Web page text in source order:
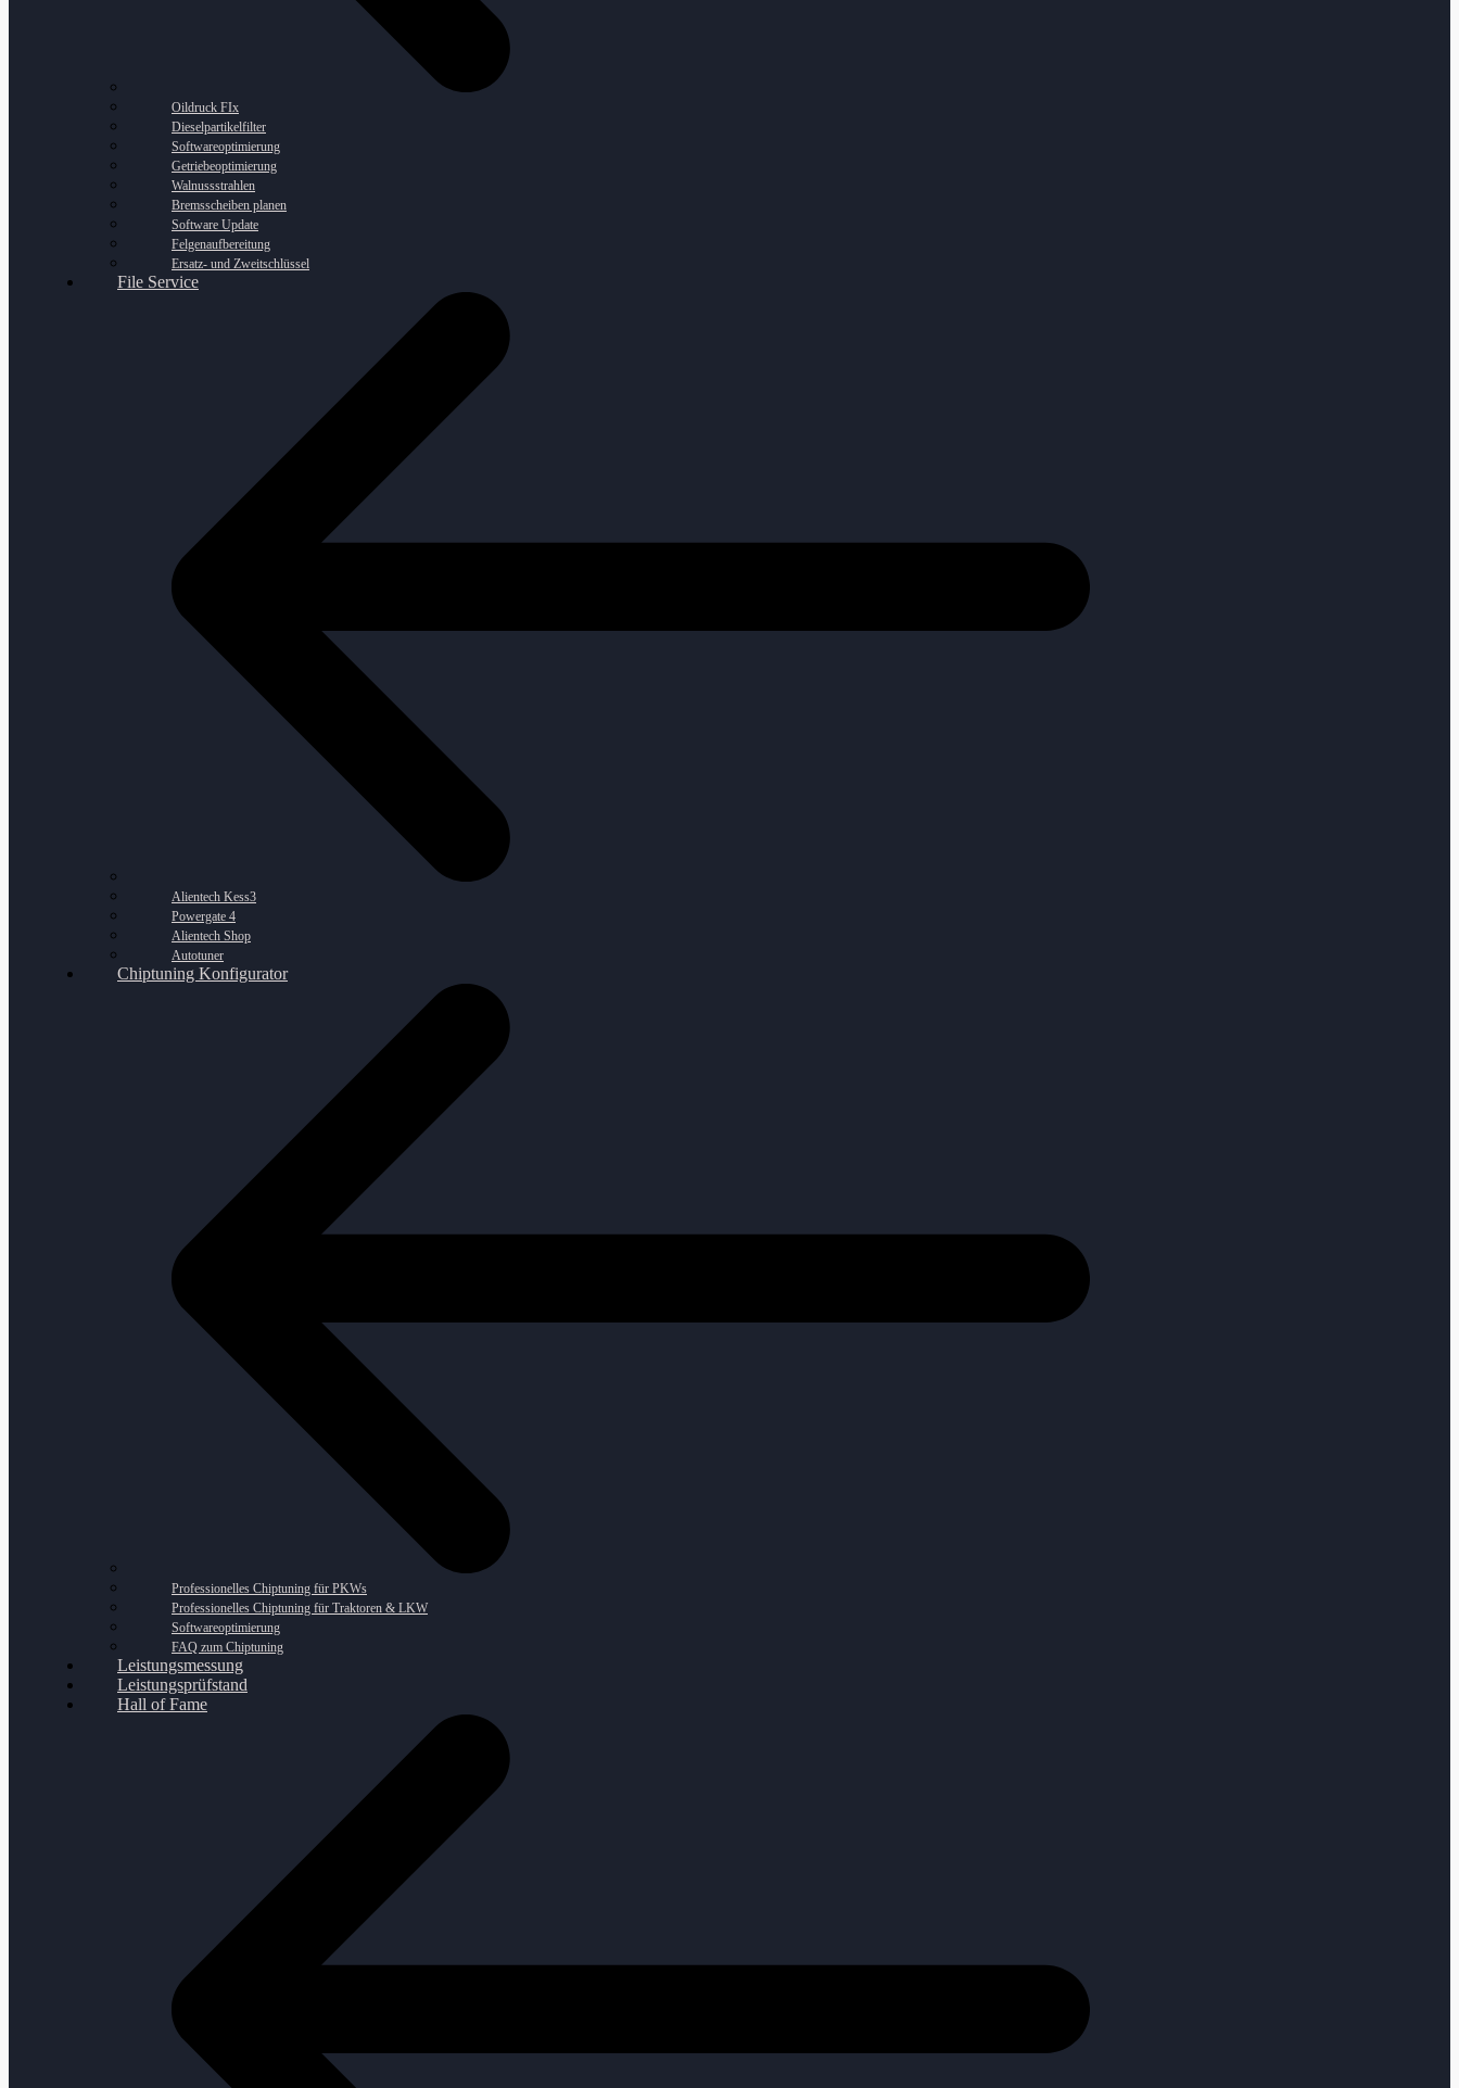
Oildruck FIx
Dieselpartikelfilter
Softwareoptimierung
Getriebeoptimierung
Walnussstrahlen
Bremsscheiben planen
Software Update
Felgenaufbereitung
Ersatz- und Zweitschlüssel
File Service
Alientech Kess3
Powergate 4
Alientech Shop
Autotuner
Chiptuning Konfigurator
Professionelles Chiptuning für PKWs
Professionelles Chiptuning für Traktoren & LKW
Softwareoptimierung
FAQ zum Chiptuning
Leistungsmessung
Leistungsprüfstand
Hall of Fame